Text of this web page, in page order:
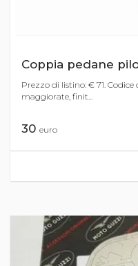
Coppia pedane
Prezzo di listino: € 71.
maggiorate, finit...
30 euro